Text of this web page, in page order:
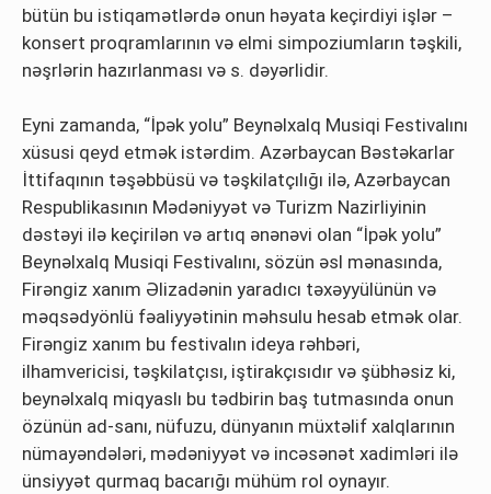
bütün bu istiqamətlərdə onun həyata keçirdiyi işlər –
konsert proqramlarının və elmi simpoziumların təşkili,
nəşrlərin hazırlanması və s. dəyərlidir.
Eyni zamanda, “İpək yolu” Beynəlxalq Musiqi Festivalını
xüsusi qeyd etmək istərdim. Azərbaycan Bəstəkarlar
İttifaqının təşəbbüsü və təşkilatçılığı ilə, Azərbaycan
Respublikasının Mədəniyyət və Turizm Nazirliyinin
dəstəyi ilə keçirilən və artıq ənənəvi olan “İpək yolu”
Beynəlxalq Musiqi Festivalını, sözün əsl mənasında,
Firəngiz xanım Əlizadənin yaradıcı təxəyyülünün və
məqsədyönlü fəaliyyətinin məhsulu hesab etmək olar.
Firəngiz xanım bu festivalın ideya rəhbəri,
ilhamvericisi, təşkilatçısı, iştirakçısıdır və şübhəsiz ki,
beynəlxalq miqyaslı bu tədbirin baş tutmasında onun
özünün ad-sanı, nüfuzu, dünyanın müxtəlif xalqlarının
nümayəndələri, mədəniyyət və incəsənət xadimləri ilə
ünsiyyət qurmaq bacarığı mühüm rol oynayır.